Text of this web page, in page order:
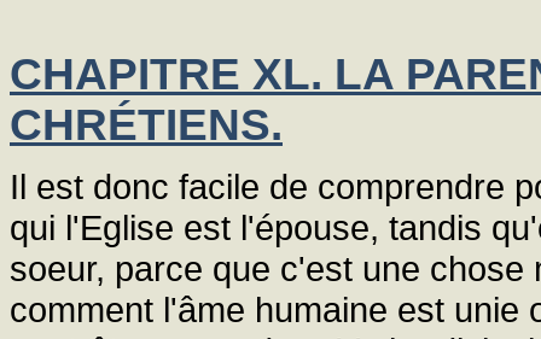
CHAPITRE XL. LA
CHRÉTIENS.
Il est donc facile de comprendre
qui l'Eglise est l'épouse, tandis
soeur, parce que c'est une
comment l'âme humaine est unie